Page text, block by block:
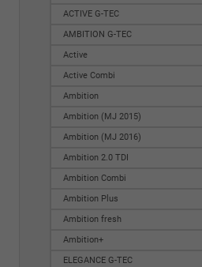
ACTIVE G-TEC
AMBITION G-TEC
Active
Active Combi
Ambition
Ambition (MJ 2015)
Ambition (MJ 2016)
Ambition 2.0 TDI
Ambition Combi
Ambition Plus
Ambition fresh
Ambition+
ELEGANCE G-TEC